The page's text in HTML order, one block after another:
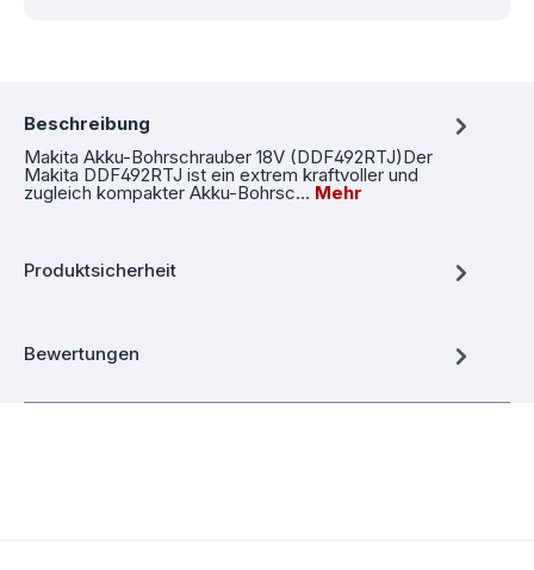
Beschreibung
Makita Akku-Bohrschrauber 18V (DDF492RTJ)Der
Makita DDF492RTJ ist ein extrem kraftvoller und
zugleich kompakter Akku-Bohrsc… Mehr
Produktsicherheit
Bewertungen